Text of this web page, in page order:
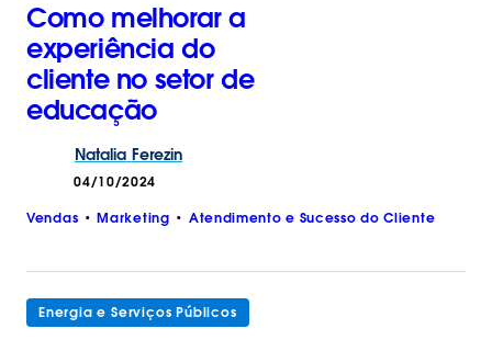
Como melhorar a
experiência do
cliente no setor de
educação
Natalia Ferezin
04/10/2024
Vendas Marketing Atendimento e Sucesso do Cliente
Energia e Serviços Públicos